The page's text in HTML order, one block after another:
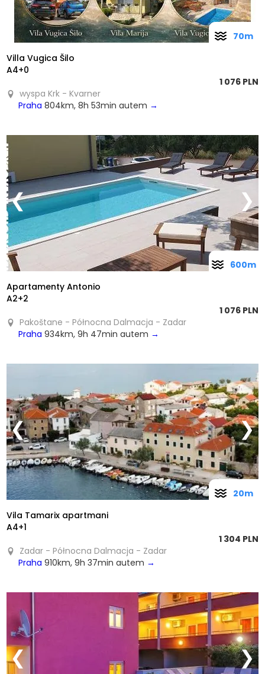
Villa Vugica Šilo
A4+0
1 076 PLN
wyspa Krk - Kvarner
Praha 804km, 8h 53min autem →
70m
❮ ❯
Apartamenty Antonio
A2+2
1 076 PLN
Pakoštane - Północna Dalmacja - Zadar
Praha 934km, 9h 47min autem →
600m
❮ ❯
Vila Tamarix apartmani
A4+1
1 304 PLN
Zadar - Północna Dalmacja - Zadar
Praha 910km, 9h 37min autem →
20m
❮ ❯